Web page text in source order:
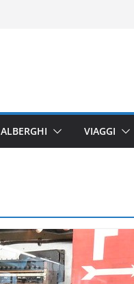
ALBERGHI VIAGGI